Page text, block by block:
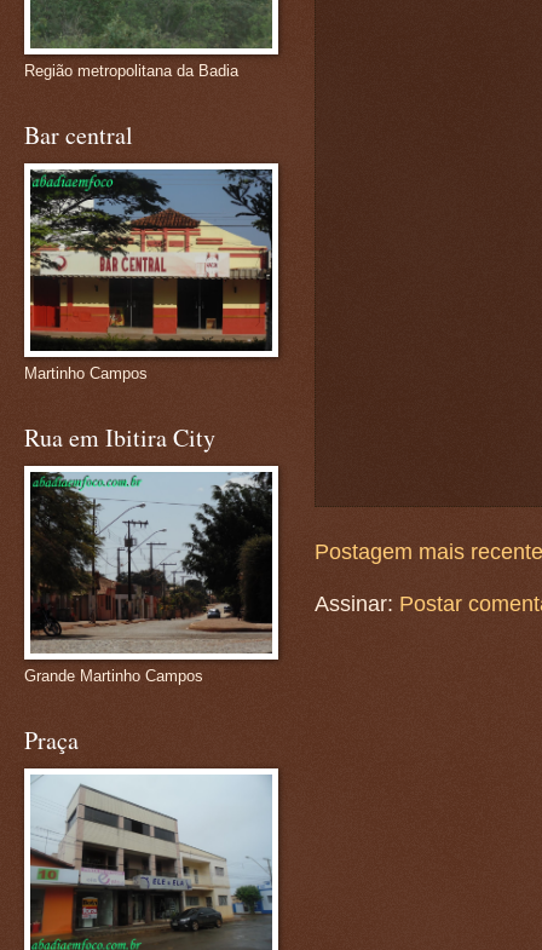
Postagem mais recente
Assinar: Postar
Região metropolitana da Badia
Bar central
Martinho Campos
Rua em Ibitira City
Grande Martinho Campos
Praça